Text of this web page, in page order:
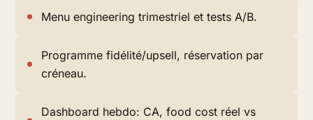
Menu engineering trimestriel et tests A/B.
Programme fidélité/upsell, réservation par
créneau.
Dashboard hebdo: CA, food cost réel vs